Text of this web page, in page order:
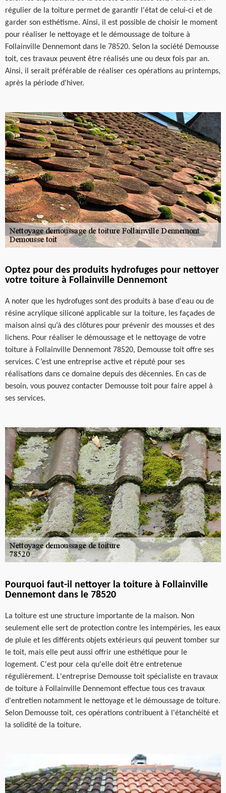
régulier de la toiture permet de garantir l'état de celui-ci et de
garder son esthétisme. Ainsi, il est possible de choisir le moment
pour réaliser le nettoyage et le démoussage de toiture à
Follainville Dennemont dans le 78520. Selon la société Demousse
toit, ces travaux peuvent être réalisés une ou deux fois par an.
Ainsi, il serait préférable de réaliser ces opérations au printemps,
après la période d'hiver.
Optez pour des produits hydrofuges pour nettoyer
votre toiture à Follainville Dennemont
A noter que les hydrofuges sont des produits à base d'eau ou de
résine acrylique siliconé applicable sur la toiture, les façades de
maison ainsi qu’à des clôtures pour prévenir des mousses et des
lichens. Pour réaliser le démoussage et le nettoyage de votre
toiture à Follainville Dennemont 78520, Demousse toit offre ses
services. C’est une entreprise active et réputé pour ses
réalisations dans ce domaine depuis des décennies. En cas de
besoin, vous pouvez contacter Demousse toit pour faire appel à
ses services.
Pourquoi faut-il nettoyer la toiture à Follainville
Dennemont dans le 78520
La toiture est une structure importante de la maison. Non
seulement elle sert de protection contre les intempéries, les eaux
de pluie et les différents objets extérieurs qui peuvent tomber sur
le toit, mais elle peut aussi offrir une esthétique pour le
logement. C'est pour cela qu'elle doit être entretenue
régulièrement. L'entreprise Demousse toit spécialiste en travaux
de toiture à Follainville Dennemont effectue tous ces travaux
d'entretien notamment le nettoyage et le démoussage de toiture.
Selon Demousse toit, ces opérations contribuent à l'étanchéité et
la solidité de la toiture.